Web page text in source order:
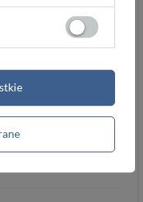
cm;
Turyk
Więcej